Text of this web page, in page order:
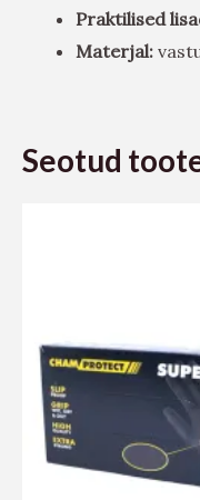
Praktilised
Materjal:
Seotud